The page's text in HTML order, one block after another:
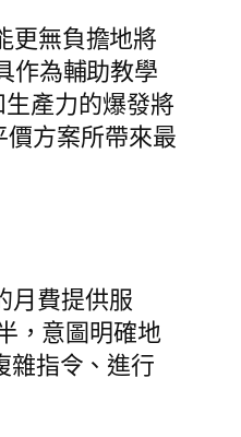
更無負擔地將
作為輔助教學
產力的爆發將
方案所帶來最
月費提供服
，意圖明確地
雜指令、進行